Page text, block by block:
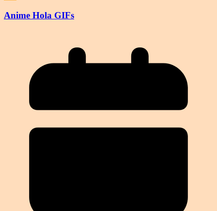
Anime Hola GIFs